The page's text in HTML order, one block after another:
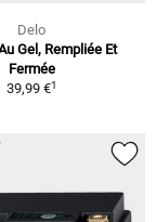
Delo
Gel, Rempliée Et
Fermée
39,99 €1